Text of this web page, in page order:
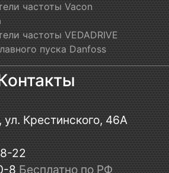
частоты Vacon
частоты VEDADRIVE
пуска Danfoss
ул. Крестинского, 46А
22
8 Бесплатно по РФ